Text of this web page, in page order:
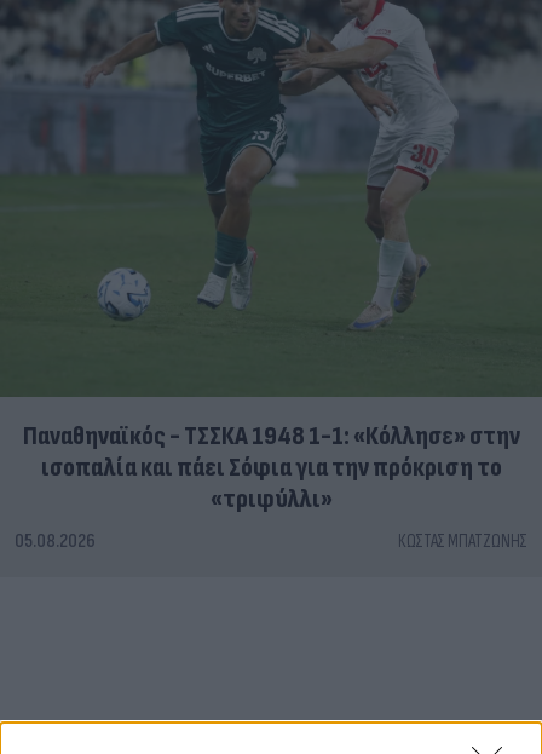
Παναθηναϊκός - ΤΣΣΚΑ 1948 1-1: «Κόλλησε» στην
ισοπαλία και πάει Σόφια για την πρόκριση το
«τριφύλλι»
05.08.2026 ΚΏΣΤΑΣ ΜΠΑΤΖΏΝΗΣ